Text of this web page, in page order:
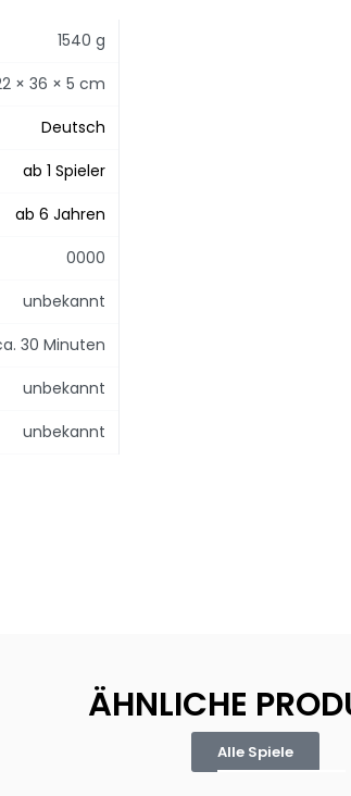
1540 g
× 36 × 5 cm
Deutsch
ab 1 Spieler
ab 6 Jahren
0000
unbekannt
30 Minuten
unbekannt
unbekannt
ÄHNLICHE
Alle Spiele